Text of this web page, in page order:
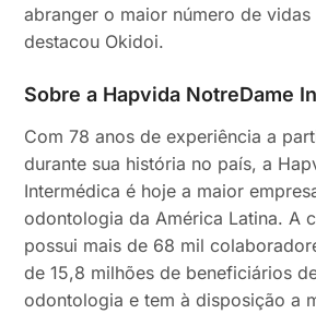
abranger o maior número de vidas
destacou Okidoi.
Sobre a Hapvida NotreDame
Com 78 anos de experiência a
durante sua história no país, a
Intermédica é hoje a maior
odontologia da América Latina. A
possui mais de 68 mil
de 15,8 milhões de beneficiários
odontologia e tem à disposição a